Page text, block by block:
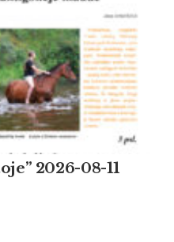
2026-08-11